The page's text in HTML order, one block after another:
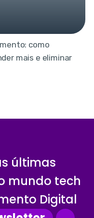
como
mais e eliminar
últimas
mundo tech
Digital